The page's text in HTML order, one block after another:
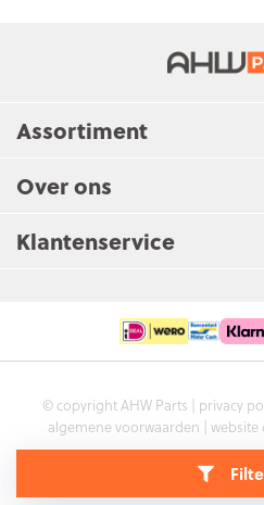
Assortiment
Over ons
Klantenservice
© copyright AHW Parts | privacy
algemene voorwaarden | website